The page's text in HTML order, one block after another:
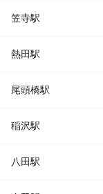
笠寺駅
熱田駅
尾頭橋駅
稲沢駅
八田駅